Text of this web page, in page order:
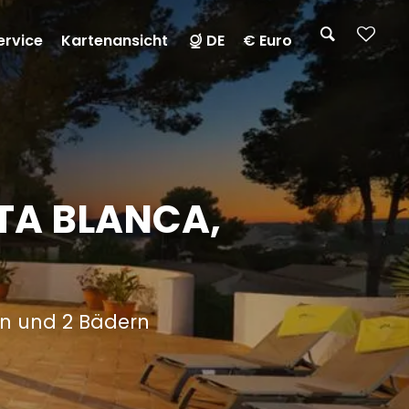
BLANCA,
und 2 Bädern
Kartenansicht DE € Euro